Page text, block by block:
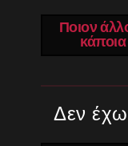
Ποιον
κάποια
Δεν έχω